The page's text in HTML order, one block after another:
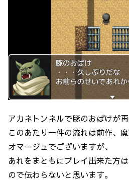
アカネトンネルで豚のおばけが再
このあたり一件の流れは前作、
オマージュでございますが、
あれをまともにプレイ出来た方
ので伝わらないと思います。